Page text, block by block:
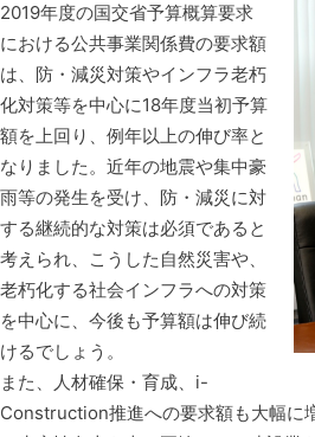
2019年度の国交省予算概算要求
における公共事業関係費の要求額
は、防・減災対策やインフラ老朽
化対策等を中心に18年度当初予算
額を上回り、例年以上の伸び率と
なりました。近年の地震や集中豪
雨等の発生を受け、防・減災に対
する継続的な対策は必須であると
考えられ、こうした自然災害や、
老朽化する社会インフラへの対策
を中心に、今後も予算額は伸び続
けるでしょう。
また、人材確保・育成、i-
Construction推進への要求額も大幅に